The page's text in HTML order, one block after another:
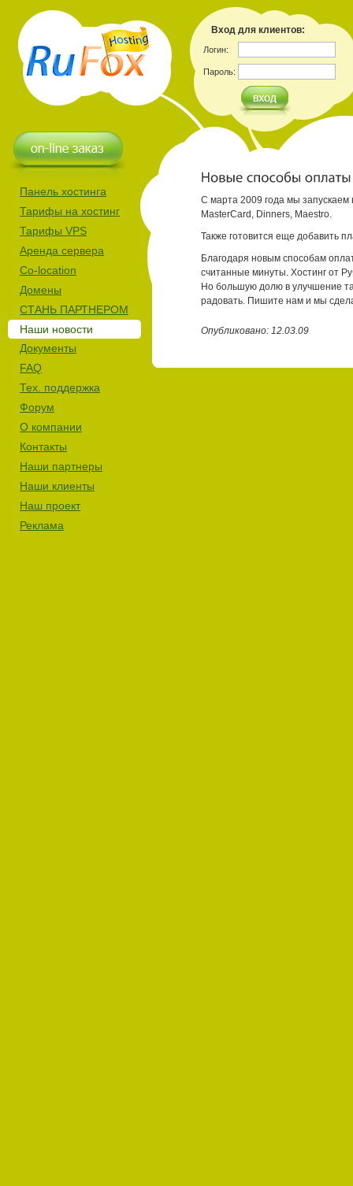
Вход для клиентов:
Логин:
Пароль:
Панель хостинга
Тарифы на хостинг
Тарифы VPS
Аренда сервера
Co-location
Домены
СТАНЬ ПАРТНЕРОМ
Наши новости
Документы
FAQ
Тех. поддержка
Форум
О компании
Контакты
Наши партнеры
Наши клиенты
Наш проект
Реклама
С марта 2009 года мы
MasterCard, Dinners, Maestro.
Также готовится еще добавить
Благодаря новым способам
считанные минуты. Хостинг от
Но большую долю в улучшение
радовать. Пишите нам и мы
Опубликовано: 12.03.09